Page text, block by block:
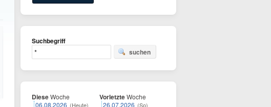
Suchbegriff
suchen
DieseWoche
06.08.2026 (Heute)
VorletzteWoche
26.07.2026 (So)